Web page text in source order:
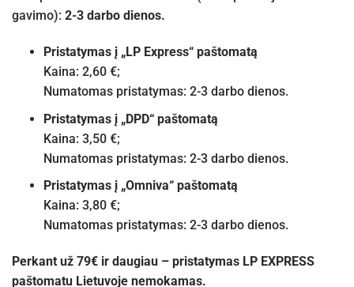
gavimo): 2-3 darbo dienos.
Pristatymas į „LP Express“ paštomatą
Kaina: 2,60 €;
Numatomas pristatymas: 2-3 darbo dienos.
Pristatymas į „DPD“ paštomatą
Kaina: 3,50 €;
Numatomas pristatymas: 2-3 darbo dienos.
Pristatymas į „Omniva“ paštomatą
Kaina: 3,80 €;
Numatomas pristatymas: 2-3 darbo dienos.
Perkant už 79€ ir daugiau – pristatymas LP EXPRESS
paštomatu Lietuvoje nemokamas.